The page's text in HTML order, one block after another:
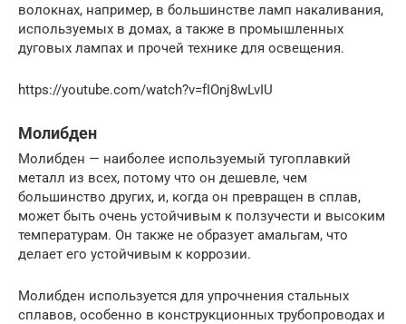
волокнах, например, в большинстве ламп накаливания,
используемых в домах, а также в промышленных
дуговых лампах и прочей технике для освещения.
https://youtube.com/watch?v=fIOnj8wLvIU
Молибден
Молибден — наиболее используемый тугоплавкий
металл из всех, потому что он дешевле, чем
большинство других, и, когда он превращен в сплав,
может быть очень устойчивым к ползучести и высоким
температурам. Он также не образует амальгам, что
делает его устойчивым к коррозии.
Молибден используется для упрочнения стальных
сплавов, особенно в конструкционных трубопроводах и